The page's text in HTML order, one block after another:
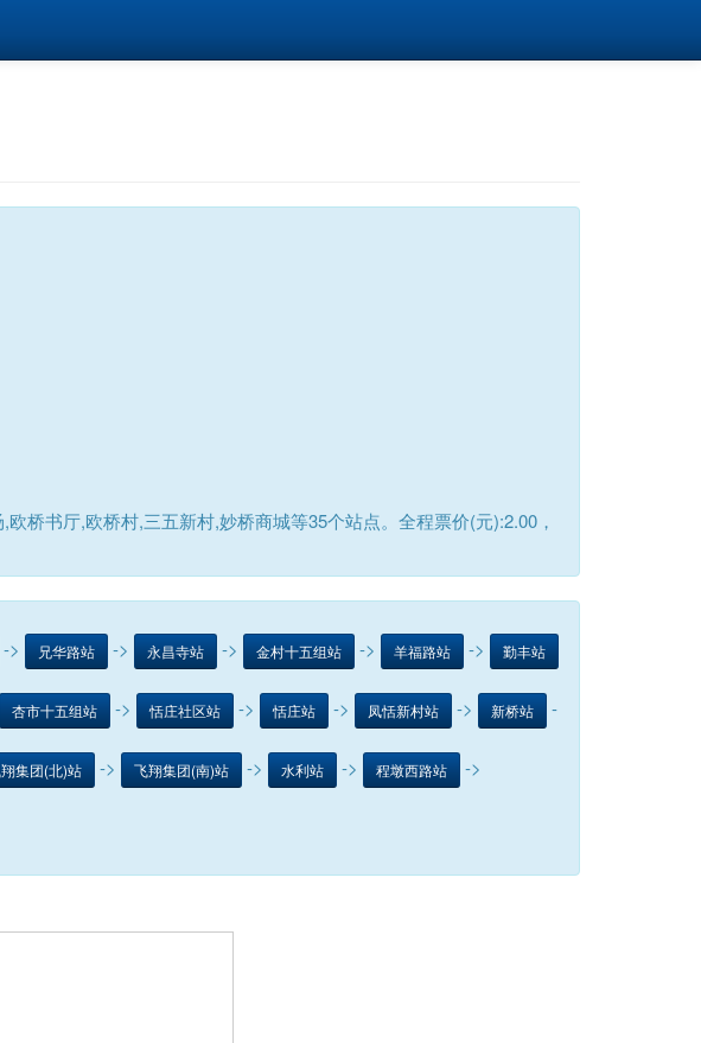
桥书厅,欧桥村,三五新村,妙桥商城等35个站点。全程票价(元):2.00，
-> 兄华路站 -> 永昌寺站 -> 金村十五组站 -> 羊福路站 -> 勤丰站
杏市十五组站 -> 恬庄社区站 -> 恬庄站 -> 凤恬新村站 -> 新桥站 -
集团(北)站 -> 飞翔集团(南)站 -> 水利站 -> 程墩西路站 ->